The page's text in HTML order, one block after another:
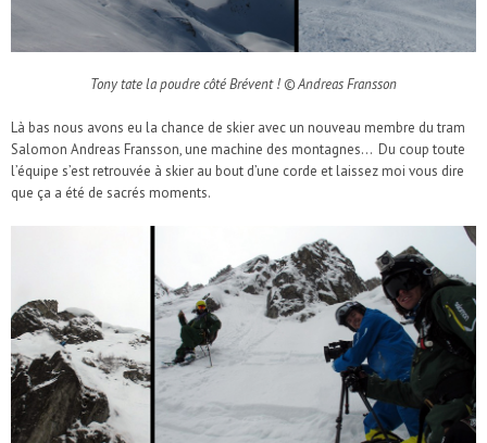
Tony tate la poudre côté Brévent ! © Andreas Fransson
Là bas nous avons eu la chance de skier avec un nouveau membre du tram
Salomon Andreas Fransson, une machine des montagnes… Du coup toute
l’équipe s’est retrouvée à skier au bout d’une corde et laissez moi vous dire
que ça a été de sacrés moments.